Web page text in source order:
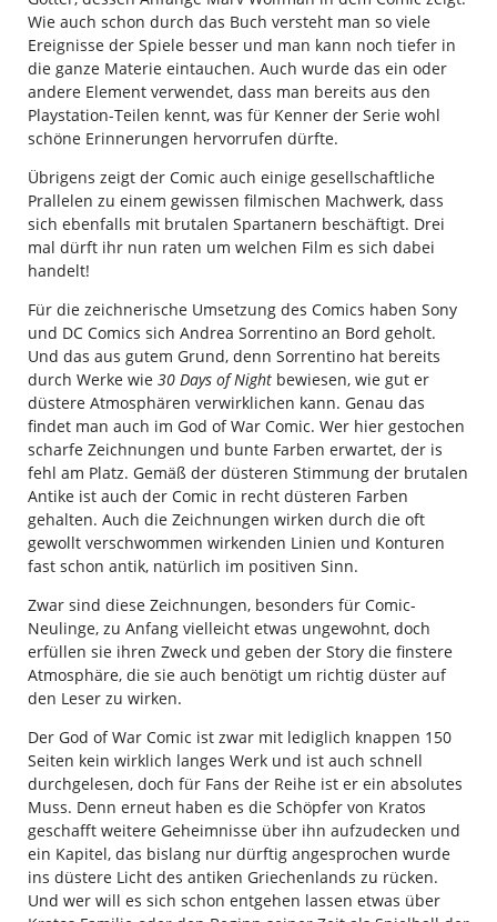
Wie auch schon durch das Buch versteht man so viele
Ereignisse der Spiele besser und man kann noch tiefer in
die ganze Materie eintauchen. Auch wurde das ein oder
andere Element verwendet, dass man bereits aus den
Playstation-Teilen kennt, was für Kenner der Serie wohl
schöne Erinnerungen hervorrufen dürfte.
Übrigens zeigt der Comic auch einige gesellschaftliche
Prallelen zu einem gewissen filmischen Machwerk, dass
sich ebenfalls mit brutalen Spartanern beschäftigt. Drei
mal dürft ihr nun raten um welchen Film es sich dabei
handelt!
Für die zeichnerische Umsetzung des Comics haben Sony
und DC Comics sich Andrea Sorrentino an Bord geholt.
Und das aus gutem Grund, denn Sorrentino hat bereits
durch Werke wie 30 Days of Night bewiesen, wie gut er
düstere Atmosphären verwirklichen kann. Genau das
findet man auch im God of War Comic. Wer hier gestochen
scharfe Zeichnungen und bunte Farben erwartet, der is
fehl am Platz. Gemäß der düsteren Stimmung der brutalen
Antike ist auch der Comic in recht düsteren Farben
gehalten. Auch die Zeichnungen wirken durch die oft
gewollt verschwommen wirkenden Linien und Konturen
fast schon antik, natürlich im positiven Sinn.
Zwar sind diese Zeichnungen, besonders für Comic-
Neulinge, zu Anfang vielleicht etwas ungewohnt, doch
erfüllen sie ihren Zweck und geben der Story die finstere
Atmosphäre, die sie auch benötigt um richtig düster auf
den Leser zu wirken.
Der God of War Comic ist zwar mit lediglich knappen 150
Seiten kein wirklich langes Werk und ist auch schnell
durchgelesen, doch für Fans der Reihe ist er ein absolutes
Muss. Denn erneut haben es die Schöpfer von Kratos
geschafft weitere Geheimnisse über ihn aufzudecken und
ein Kapitel, das bislang nur dürftig angesprochen wurde
ins düstere Licht des antiken Griechenlands zu rücken.
Und wer will es sich schon entgehen lassen etwas über